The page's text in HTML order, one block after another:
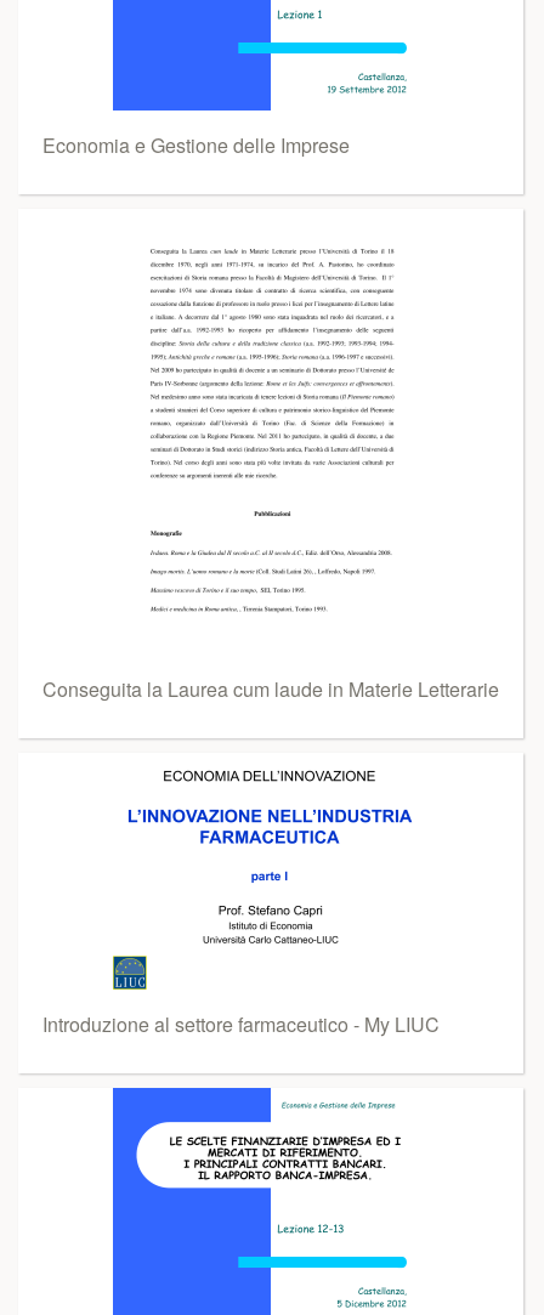
Economia e Gestione delle Imprese
Conseguita la Laurea cum laude in Materie Letterarie
Introduzione al settore farmaceutico - My LIUC